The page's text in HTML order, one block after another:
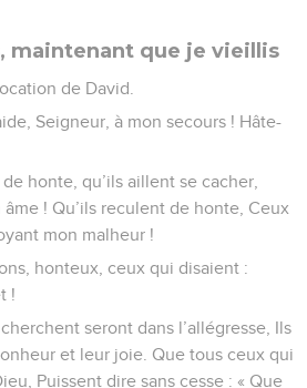
maintenant que je vieillis
de David.
Seigneur, à mon secours ! Hâte-
honte, qu’ils aillent se cacher,
! Qu’ils reculent de honte, Ceux
mon malheur !
honteux, ceux qui disaient :
!
seront dans l’allégresse, Ils
et leur joie. Que tous ceux qui
Puissent dire sans cesse : « Que